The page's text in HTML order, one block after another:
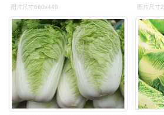
图片尺寸660x440 图片尺寸